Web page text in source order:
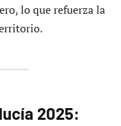
lo que refuerza la
2025: